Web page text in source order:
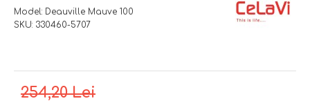
254,20 Lei
Model: Deauville Mauve 100
SKU: 330460-5707